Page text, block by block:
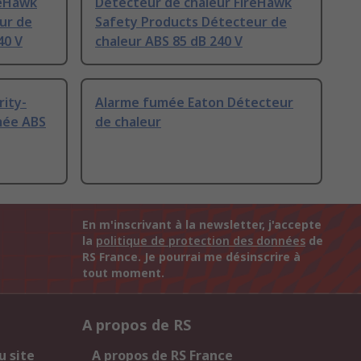
de
V
Safety Products Détecteur de
chaleur ABS 85 dB 240 V
ABS
Alarme fumée Eaton Détecteur
de chaleur
En m'inscrivant à la newsletter, j'accepte
la politique de protection des données de
RS France. Je pourrai me désinscrire à
tout moment.
site
A propos de RS
A propos de RS France